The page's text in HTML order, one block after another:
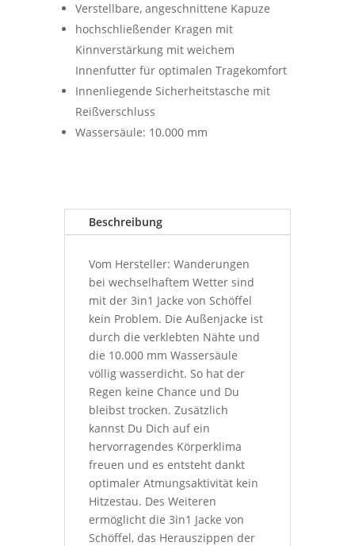
Verstellbare, angeschnittene Kapuze
hochschließender Kragen mit
Kinnverstärkung mit weichem
Innenfutter für optimalen Tragekomfort
Innenliegende Sicherheitstasche mit
Reißverschluss
Wassersäule: 10.000 mm
Beschreibung
Vom Hersteller: Wanderungen
bei wechselhaftem Wetter sind
mit der 3in1 Jacke von Schöffel
kein Problem. Die Außenjacke ist
durch die verklebten Nähte und
die 10.000 mm Wassersäule
völlig wasserdicht. So hat der
Regen keine Chance und Du
bleibst trocken. Zusätzlich
kannst Du Dich auf ein
hervorragendes Körperklima
freuen und es entsteht dankt
optimaler Atmungsaktivität kein
Hitzestau. Des Weiteren
ermöglicht die 3in1 Jacke von
Schöffel, das Herauszippen der